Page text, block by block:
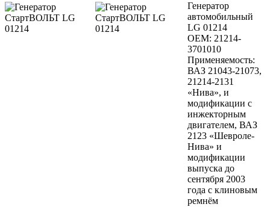
Генератор
автомобильный
LG 01214
OEM: 21214-
3701010
Применяемость:
ВАЗ 21043-21073,
21214-2131
«Нива», и
модификации с
инжекторным
двигателем, ВАЗ
2123 «Шевроле-
Нива» и
модификации
выпуска до
сентября 2003
года с клиновым
ремнём